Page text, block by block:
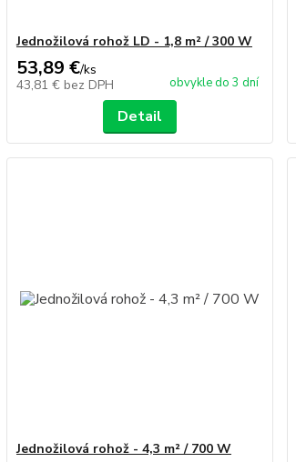
Jednožilová rohož LD - 1,8 m² / 300 W
53,89 €/ks
43,81 € bez DPH obvykle do 3 dní
Detail
Jednožilová rohož - 4,3 m² / 700 W